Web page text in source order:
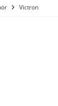
Victron